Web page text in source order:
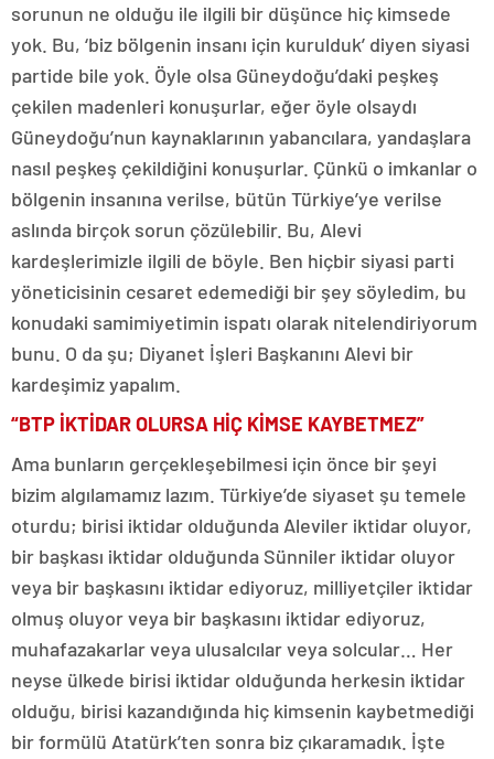
sorunun ne olduğu ile ilgili bir düşünce hiç kimsede
yok. Bu, ‘biz bölgenin insanı için kurulduk’ diyen siyasi
partide bile yok. Öyle olsa Güneydoğu’daki peşkeş
çekilen madenleri konuşurlar, eğer öyle olsaydı
Güneydoğu’nun kaynaklarının yabancılara, yandaşlara
nasıl peşkeş çekildiğini konuşurlar. Çünkü o imkanlar o
bölgenin insanına verilse, bütün Türkiye’ye verilse
aslında birçok sorun çözülebilir. Bu, Alevi
kardeşlerimizle ilgili de böyle. Ben hiçbir siyasi parti
yöneticisinin cesaret edemediği bir şey söyledim, bu
konudaki samimiyetimin ispatı olarak nitelendiriyorum
bunu. O da şu; Diyanet İşleri Başkanını Alevi bir
kardeşimiz yapalım.
“BTP İKTİDAR OLURSA HİÇ KİMSE KAYBETMEZ”
Ama bunların gerçekleşebilmesi için önce bir şeyi
bizim algılamamız lazım. Türkiye’de siyaset şu temele
oturdu; birisi iktidar olduğunda Aleviler iktidar oluyor,
bir başkası iktidar olduğunda Sünniler iktidar oluyor
veya bir başkasını iktidar ediyoruz, milliyetçiler iktidar
olmuş oluyor veya bir başkasını iktidar ediyoruz,
muhafazakarlar veya ulusalcılar veya solcular… Her
neyse ülkede birisi iktidar olduğunda herkesin iktidar
olduğu, birisi kazandığında hiç kimsenin kaybetmediği
bir formülü Atatürk’ten sonra biz çıkaramadık. İşte